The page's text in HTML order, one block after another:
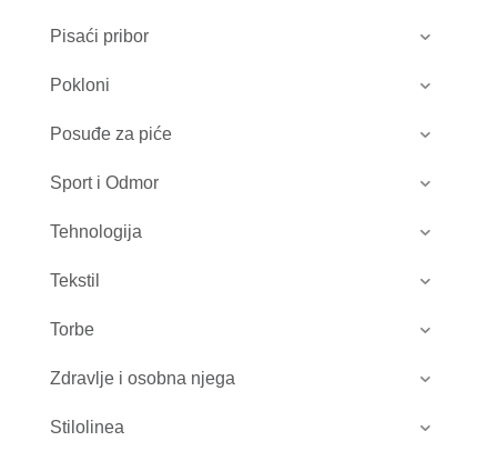
Pisaći pribor
Pokloni
Posuđe za piće
Sport i Odmor
Tehnologija
Tekstil
Torbe
Zdravlje i osobna njega
Stilolinea